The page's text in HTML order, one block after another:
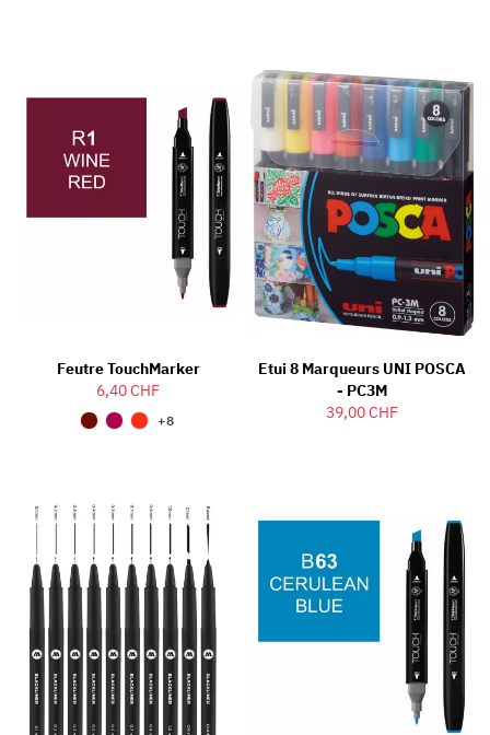
Feutre TouchMarker
6,40 CHF
+8
Etui 8 Marqueurs UNI POSCA
- PC3M
39,00 CHF